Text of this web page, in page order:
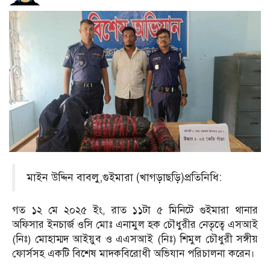
মাইন উদ্দিন বাবলু,গুইমারা (খাগড়াছড়ি)প্রতিনিধি:
গত ১২ মে ২০২৫ ইং, রাত ১১টা ৫ মিনিটে গুইমারা থানার
অফিসার ইনচার্জ ওসি মোঃ এনামুল হক চৌধুরীর নেতৃত্বে এসআই
(নিঃ) মোহাম্মদ আইয়ুব ও এএসআই (নিঃ) শিমুল চৌধুরী সঙ্গীয়
ফোর্সসহ একটি বিশেষ মাদকবিরোধী অভিযান পরিচালনা করেন।